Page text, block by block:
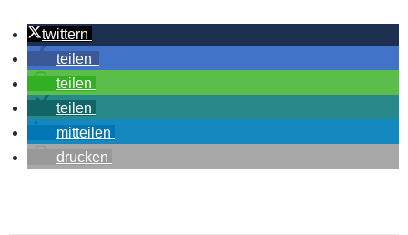
twittern
teilen
teilen
teilen
mitteilen
drucken